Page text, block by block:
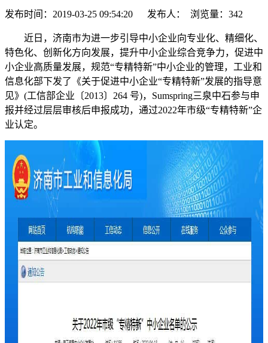
发布时间：2019-03-25 09:54:20 发布人： 浏览量： 342
近日，济南市为进一步引导中小企业向专业化、精细化、
特色化、创新化方向发展，提升中小企业综合竞争力，促进中
小企业高质量发展，规范“专精特新”中小企业的管理，工业和
信息化部下发了《关于促进中小企业“专精特新”发展的指导意
见》(工信部企业〔2013〕264 号)，Sumspring三泉中石参与申
报并经过层层审核后申报成功，通过2022年市级“专精特新”企
业认定。